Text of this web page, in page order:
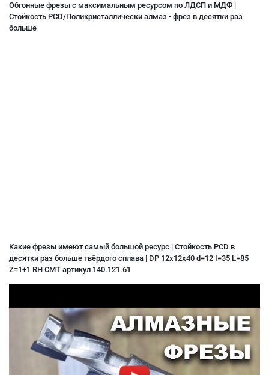
Обгонные фрезы с максимальным ресурсом по ЛДСП и МДФ |
Стойкость PCD/Поликристаллически алмаз - фрез в десятки раз
больше
Какие фрезы имеют самый большой ресурс | Стойкость PCD в
десятки раз больше твёрдого сплава | DP 12x12x40 d=12 I=35 L=85
Z=1+1 RH CMT артикул 140.121.61